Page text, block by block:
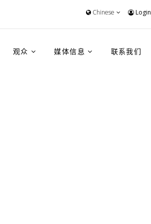
Chinese Login
观众 媒体信息 联系我们